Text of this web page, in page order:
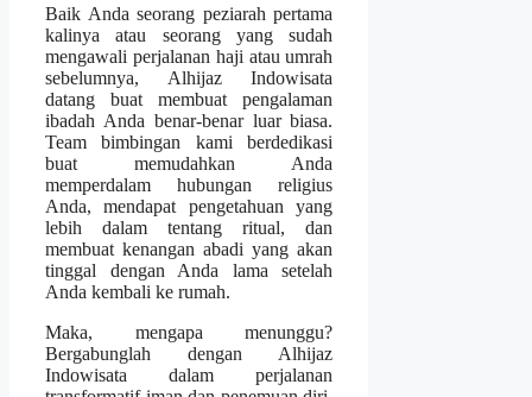
Baik Anda seorang peziarah pertama
kalinya atau seorang yang sudah
mengawali perjalanan haji atau umrah
sebelumnya, Alhijaz Indowisata
datang buat membuat pengalaman
ibadah Anda benar-benar luar biasa.
Team bimbingan kami berdedikasi
buat memudahkan Anda
memperdalam hubungan religius
Anda, mendapat pengetahuan yang
lebih dalam tentang ritual, dan
membuat kenangan abadi yang akan
tinggal dengan Anda lama setelah
Anda kembali ke rumah.
Maka, mengapa menunggu?
Bergabunglah dengan Alhijaz
Indowisata dalam perjalanan